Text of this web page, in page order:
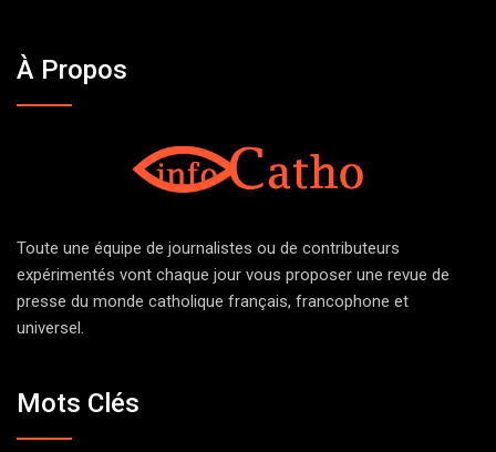
À Propos
Toute une équipe de journalistes ou de contributeurs
expérimentés vont chaque jour vous proposer une revue de
presse du monde catholique français, francophone et
universel.
Mots Clés